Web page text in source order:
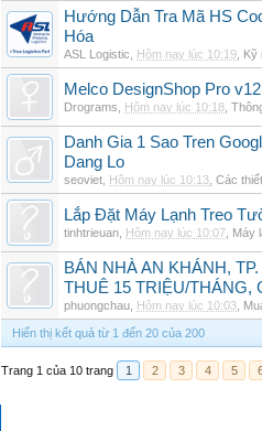
Hướng Dẫn Tra Mã HS
Hóa
ASL Logistic Hôm nay lúc 10:19 Kỹ
Melco DesignShop Pro
Drograms Hôm nay lúc 10:18
Danh Gia 1 Sao Tren
Dang Lo
seoviet Hôm nay lúc 10:13 Các
Lắp Đặt Máy Lạnh Treo
tinhtrieuan Hôm nay lúc 10:07 Máy
BÁN NHÀ AN KHÁNH,
THUÊ 15 TRIỆU/THÁNG,
phuongchau Hôm nay lúc 10:03
Hiển thị kết quả từ 1 đến 20 của 200
Trang 1 của 10 trang 1 2 3 4 5